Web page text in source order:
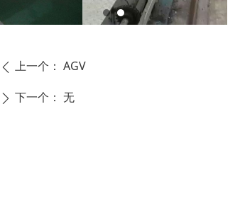
ꄴ 上一个： AGV
ꄲ 下一个： 无